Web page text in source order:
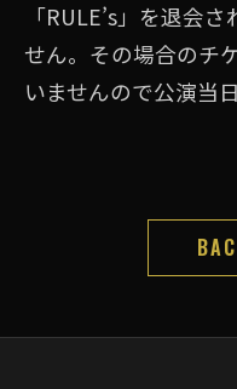
「RULE’s」を退会
せん。その場合のチ
いませんので公演当